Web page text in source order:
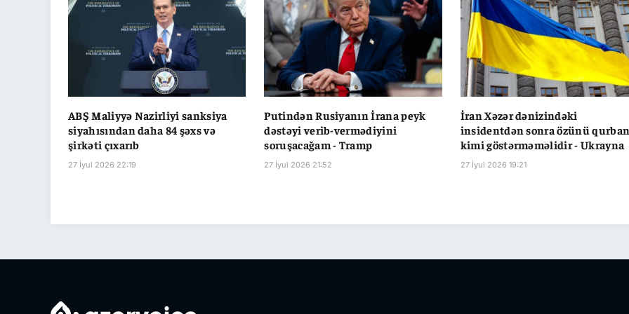
ABŞ Maliyyə Nazirliyi sanksiya
siyahısından daha 84 şəxs və
şirkəti çıxarıb
27 İyul 2026 22:19
Putindən Rusiyanın İrana peyk
dəstəyi verib-vermədiyini
soruşacağam - Tramp
27 İyul 2026 21:52
İran Xəzər dənizindəki
insidentdən sonra özünü
kimi göstərməməlidir - Ukrayna
27 İyul 2026 19:21